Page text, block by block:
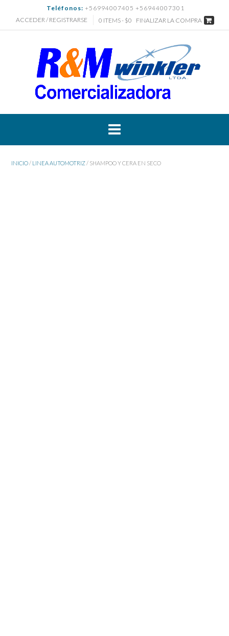
contenido
Teléfonos: +56994007405 +56944007301
ACCEDER / REGISTRARSE
0 ITEMS - $0 FINALIZAR LA COMPRA
INICIO/ LINEA AUTOMOTRIZ/ SHAMPOO Y CERA EN SECO